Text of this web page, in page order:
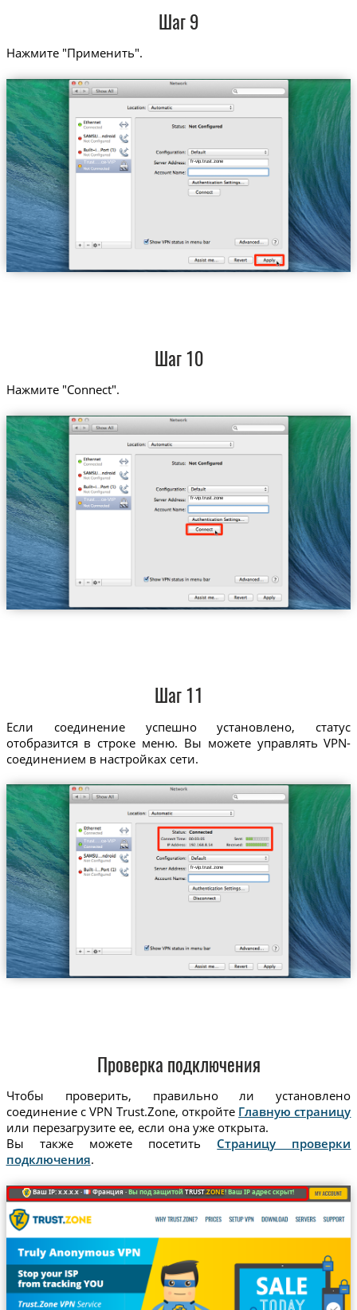
Шаг 9
Нажмите "Применить".
Trust....ce-VIP fr-vip.trust.zone
Шаг 10
Нажмите "Connect".
Trust....ce-VIP fr-vip.trust.zone
Шаг 11
Если соединение успешно установлено, статус
отобразится в строке меню. Вы можете управлять VPN-
соединением в настройках сети.
Trust....ce-VIP
fr-vip.trust.zone
Проверка подключения
Чтобы проверить, правильно ли установлено
соединение с VPN Trust.Zone, откройте Главную страницу
или перезагрузите ее, если она уже открыта.
Вы также можете посетить Страницу проверки
подключения.
Ваш IP: x.x.x.x · Франция ·Вы под защитойTRUST.ZONE! Ваш IP адрес скрыт!